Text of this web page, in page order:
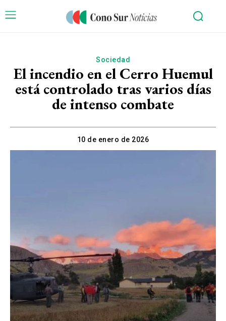
Sociedad
El incendio en el Cerro Huemul
está controlado tras varios días
de intenso combate
10 de enero de 2026